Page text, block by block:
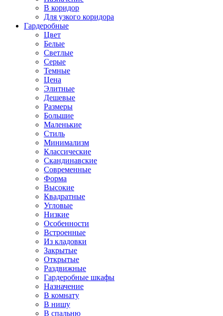
В коридор
Для узкого коридора
Гардеробные
Цвет
Белые
Светлые
Серые
Темные
Цена
Элитные
Дешевые
Размеры
Большие
Маленькие
Стиль
Минимализм
Классические
Скандинавские
Современные
Форма
Высокие
Квадратные
Угловые
Низкие
Особенности
Встроенные
Из кладовки
Закрытые
Открытые
Раздвижные
Гардеробные шкафы
Назначение
В комнату
В нишу
В спальню